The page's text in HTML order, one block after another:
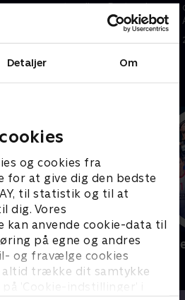
Detaljer Om
og cookies fra
for at give dig den bedste
til statistik og til at
dig. Vores
kan anvende cookie-data til
på egne og andres
og fravælge cookies
altid trække dit samtykke
’Cookie-indstillinger’ i
opgøret mellem Portugal og
Sport